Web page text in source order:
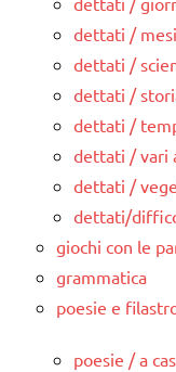
dettati /
dettati /
dettati /
dettati /
dettati / vari
dettati /
dettati/
giochi con le
grammatica
poesie e
poesie / a